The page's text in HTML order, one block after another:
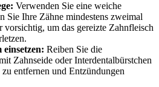
Verwenden Sie eine weiche
Sie Ihre Zähne mindestens zweimal
vorsichtig, um das gereizte Zahnfleisch
einsetzen: Reiben Sie die
Zahnseide oder Interdentalbürstchen
entfernen und Entzündungen